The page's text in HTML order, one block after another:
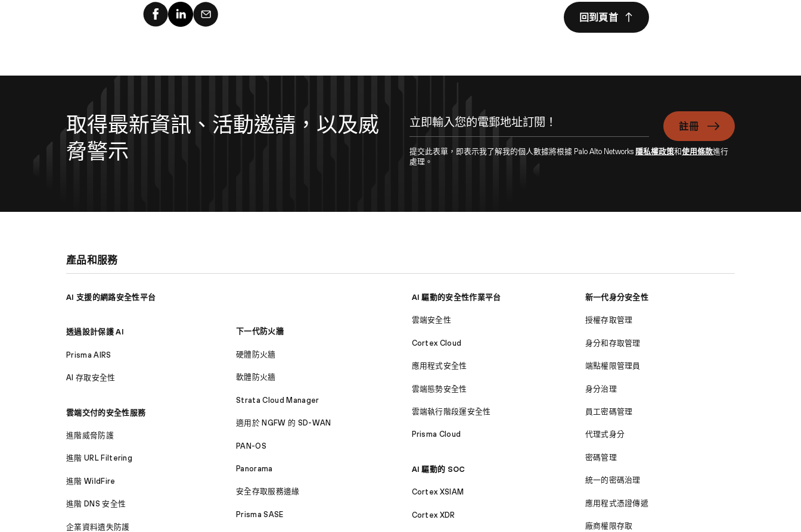
回到頁首
取得最新資訊、活動邀請，以及威
脅警示
註冊
提交此表單，即表示我了解我的個人數據將根據 Palo Alto Networks 隱私權政策和使用條款進行
處理。
產品和服務
AI 支援的網路安全性平台
透過設計保護 AI
Prisma AIRS
AI 存取安全性
雲端交付的安全性服務
進階威脅防護
進階 URL Filtering
進階 WildFire
進階 DNS 安全性
企業資料遺失防護
下一代防火牆
硬體防火牆
軟體防火牆
Strata Cloud Manager
適用於 NGFW 的 SD-WAN
PAN-OS
Panorama
安全存取服務邊緣
Prisma SASE
AI 驅動的安全性作業平台
雲端安全性
Cortex Cloud
應用程式安全性
雲端態勢安全性
雲端執行階段運安全性
Prisma Cloud
AI 驅動的 SOC
Cortex XSIAM
Cortex XDR
新一代身分安全性
授權存取管理
身分和存取管理
端點權限管理員
身分治理
員工密碼管理
代理式身分
密碼管理
統一的密碼治理
應用程式憑證傳遞
廠商權限存取